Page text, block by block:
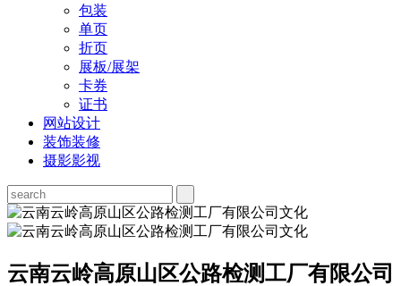
包装
单页
折页
展板/展架
卡券
证书
网站设计
装饰装修
摄影影视
云南云岭高原山区公路检测工厂有限公司